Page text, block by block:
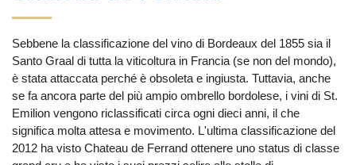
Sebbene la classificazione del vino di Bordeaux del 1855 sia il
Santo Graal di tutta la viticoltura in Francia (se non del mondo),
è stata attaccata perché è obsoleta e ingiusta. Tuttavia, anche
se fa ancora parte del più ampio ombrello bordolese, i vini di St.
Emilion vengono riclassificati circa ogni dieci anni, il che
significa molta attesa e movimento. L'ultima classificazione del
2012 ha visto Chateau de Ferrand ottenere uno status di classe